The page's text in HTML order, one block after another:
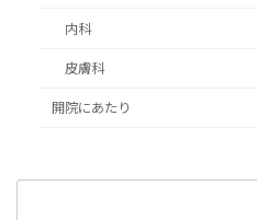
内科
皮膚科
開院にあたり